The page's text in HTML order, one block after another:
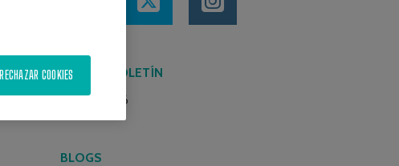
ÚLTIMO BOLETÍN
Junio 2026
BLOGS
RECHAZAR COOKIES